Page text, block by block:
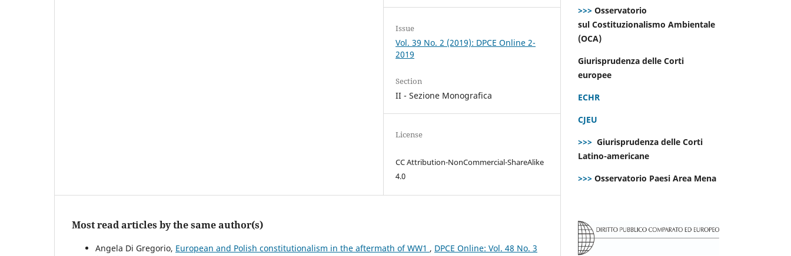
Issue
Vol. 39 No. 2 (2019): DPCE Online 2-
2019
Section
II - Sezione Monografica
License
CC Attribution-NonCommercial-ShareAlike
4.0
Most read articles by the same author(s)
Angela Di Gregorio, European and Polish constitutionalism in the aftermath of WW1 , DPCE Online: Vol. 48 No. 3
>>> Osservatorio
sul Costituzionalismo Ambientale
(OCA)
Giurisprudenza delle Corti
europee
ECHR
CJEU
>>> Giurisprudenza delle Corti
Latino-americane
>>> Osservatorio Paesi Area Mena